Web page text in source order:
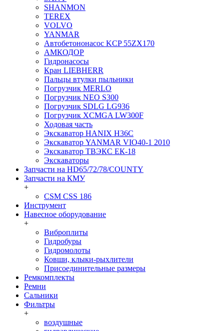
SHANMON
TEREX
VOLVO
YANMAR
Автобетононасос KCP 55ZX170
АМКОДОР
Гидронасосы
Кран LIEBHERR
Пальцы втулки пыльники
Погрузчик MERLO
Погрузчик NEO S300
Погрузчик SDLG LG936
Погрузчик XCMGA LW300F
Ходовая часть
Экскаватор HANIX H36C
Экскаватор YANMAR VIO40-1 2010
Экскаватор ТВЭКС ЕК-18
Экскаваторы
Запчасти на HD65/72/78/COUNTY
Запчасти на КМУ
+
CSM CSS 186
Инструмент
Навесное оборудование
+
Виброплиты
Гидробуры
Гидромолоты
Ковши, клыки-рыхлители
Присоединительные размеры
Ремкомплекты
Ремни
Сальники
Фильтры
+
воздушные